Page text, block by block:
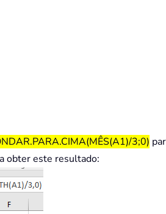
3;0)
obter este resultado: